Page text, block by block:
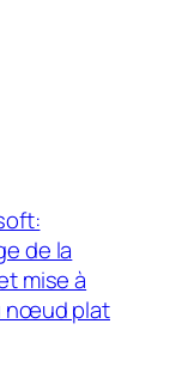
de la
mise à
nœud plat